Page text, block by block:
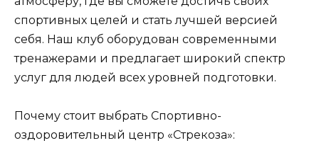
спортивных целей и стать лучшей версией
себя. Наш клуб оборудован современными
тренажерами и предлагает широкий спектр
услуг для людей всех уровней подготовки.
Почему стоит выбрать Спортивно-
оздоровительный центр «Стрекоза»: